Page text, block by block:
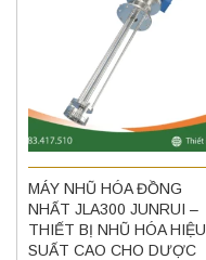
MÁY NHŨ HÓA ĐỒNG
NHẤT JLA300 JUNRUI –
THIẾT BỊ NHŨ HÓA HIỆU
SUẤT CAO CHO DƯỢC